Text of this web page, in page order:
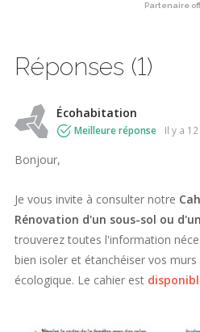
Partenaire
Réponses (1)
Écohabitation
Meilleure réponse il y a
Bonjour,
Je vous invite à consulter notre
Rénovation d'un sous-sol ou
trouverez toutes l'information
bien isoler et étanchéiser vos
écologique. Le cahier est